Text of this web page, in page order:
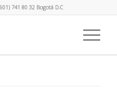
741 80 32 Bogotá D.C